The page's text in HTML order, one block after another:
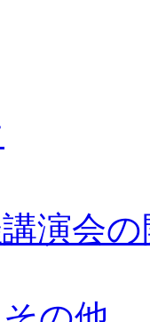
演会